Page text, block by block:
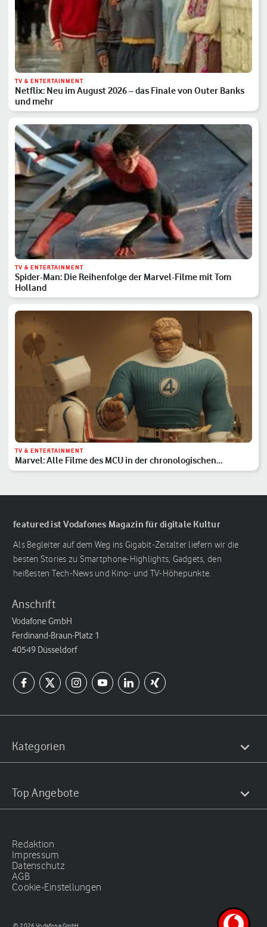
TV & ENTERTAINMENT
Netflix: Neu im August 2026 – das Finale von Outer Banks
und mehr
TV & ENTERTAINMENT
Spider-Man: Die Reihenfolge der Marvel-Filme mit Tom
Holland
TV & ENTERTAINMENT
Marvel: Alle Filme des MCU in der chronologischen
Reihenfolge
featured ist Vodafones Magazin für digitale Kultur
Als Begleiter auf dem Weg ins Gigabit-Zeitalter liefern wir die
besten Stories zu Smartphone-Highlights, Gadgets, den
heißesten Tech-News und Kino- und TV-Höhepunkte.
Anschrift
Vodafone GmbH
Ferdinand-Braun-Platz 1
40549 Düsseldorf
Kategorien
Top Angebote
Redaktion
Impressum
Datenschutz
AGB
Cookie-Einstellungen